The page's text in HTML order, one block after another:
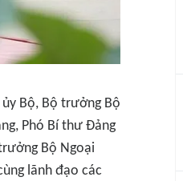
Bộ, Bộ trưởng Bộ
Phó Bí thư Đảng
Bộ Ngoại
lãnh đạo các